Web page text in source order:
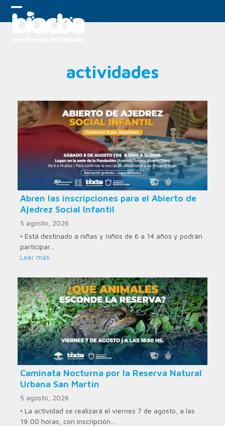
Skip
Open
Close
actividades
Abren las inscripciones para el Abierto de
Ajedrez Social Infantil
5 agosto, 2026
• Está destinado a niñas y niños de 6 a 14 años y podrán
participar…
Leer más
Caminata Nocturna por la Reserva Natural
Urbana San Martín
5 agosto, 2026
• La actividad se realizará el viernes 7 de agosto, a las
19:00 horas, con inscripción…